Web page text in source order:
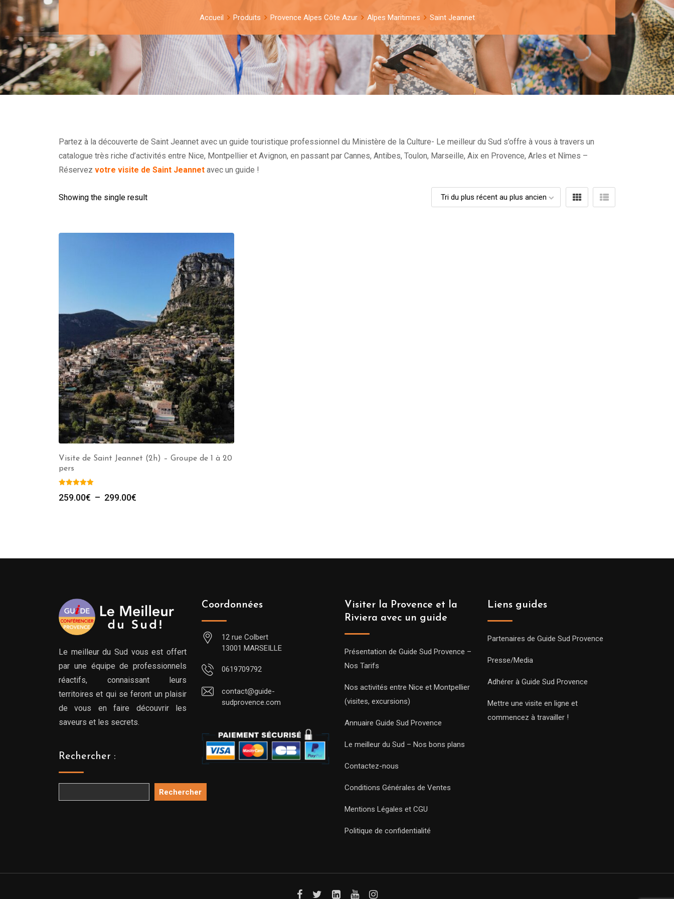
Accueil Produits Provence Alpes Côte Azur Alpes Maritimes Saint Jeannet
Partez à la découverte de Saint Jeannet avec un guide touristique professionnel du Ministère de la Culture- Le meilleur du Sud s’offre à vous à travers un
catalogue très riche d’activités entre Nice, Montpellier et Avignon, en passant par Cannes, Antibes, Toulon, Marseille, Aix en Provence, Arles et Nîmes –
Réservez votre visite de Saint Jeannet avec un guide !
Showing the single result
Visite de Saint Jeannet (2h) – Groupe de 1 à 20
pers
259.00€ – 299.00€
Le meilleur du Sud vous est offert
par une équipe de professionnels
réactifs, connaissant leurs
territoires et qui se feront un plaisir
de vous en faire découvrir les
saveurs et les secrets.
Rechercher :
Rechercher
Coordonnées
12 rue Colbert
13001 MARSEILLE
0619709792
contact@guide-
sudprovence.com
Visiter la Provence et la
Riviera avec un guide
Présentation de Guide Sud Provence –
Nos Tarifs
Nos activités entre Nice et Montpellier
(visites, excursions)
Annuaire Guide Sud Provence
Le meilleur du Sud – Nos bons plans
Contactez-nous
Conditions Générales de Ventes
Mentions Légales et CGU
Politique de confidentialité
Liens guides
Partenaires de Guide Sud Provence
Presse/Media
Adhérer à Guide Sud Provence
Mettre une visite en ligne et
commencez à travailler !